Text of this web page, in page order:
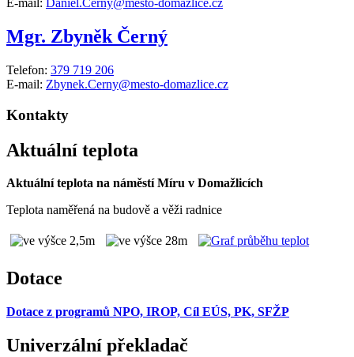
E-mail: Daniel.Cerny@mesto-domazlice.cz
Mgr. Zbyněk Černý
Telefon: 379 719 206
E-mail: Zbynek.Cerny@mesto-domazlice.cz
Kontakty
Aktuální teplota
Aktuální teplota na náměstí Míru v Domažlicích
Teplota naměřená na budově a věži radnice
Dotace
Dotace z programů NPO, IROP, Cíl EÚS, PK, SFŽP
Univerzální překladač